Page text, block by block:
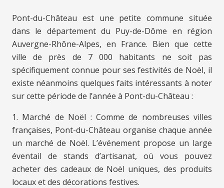
Pont-du-Château est une petite commune située
dans le département du Puy-de-Dôme en région
Auvergne-Rhône-Alpes, en France. Bien que cette
ville de près de 7 000 habitants ne soit pas
spécifiquement connue pour ses festivités de Noël, il
existe néanmoins quelques faits intéressants à noter
sur cette période de l’année à Pont-du-Château :
1. Marché de Noël : Comme de nombreuses villes
françaises, Pont-du-Château organise chaque année
un marché de Noël. L’événement propose un large
éventail de stands d’artisanat, où vous pouvez
acheter des cadeaux de Noël uniques, des produits
locaux et des décorations festives.